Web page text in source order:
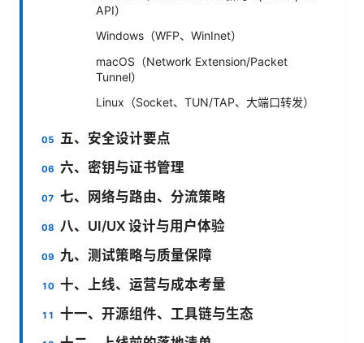
API）
Windows（WFP、WinInet）
macOS（Network Extension/Packet
Tunnel）
Linux（Socket、TUN/TAP、大端口转发）
五、安全设计要点
六、密钥与证书管理
七、网络与路由、分流策略
八、UI/UX 设计与用户体验
九、测试策略与质量保障
十、上线、运营与成本考量
十一、开源组件、工具链与生态